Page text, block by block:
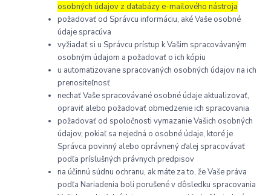
osobných údajov z databázy e-mailového nástroja
požadovať od Správcu informáciu, aké Vaše osobné
údaje spracúva
vyžiadať si u Správcu prístup k Vašim spracovávaným
osobným údajom a požadovať o ich kópiu
u automatizovane spracovaných osobných údajov na ich
prenositeľnosť
nechať Vaše spracovávané osobné údaje aktualizovať,
opraviť alebo požadovať obmedzenie ich spracovania
požadovať od spoločnosti vymazanie Vašich osobných
údajov, pokiaľ sa nejedná o osobné údaje, ktoré je
Správca povinný alebo oprávnený ďalej spracovávať
podľa príslušných právnych predpisov
na účinnú súdnu ochranu, ak máte za to, že Vaše práva
podľa Nariadenia boli porušené v dôsledku spracovania